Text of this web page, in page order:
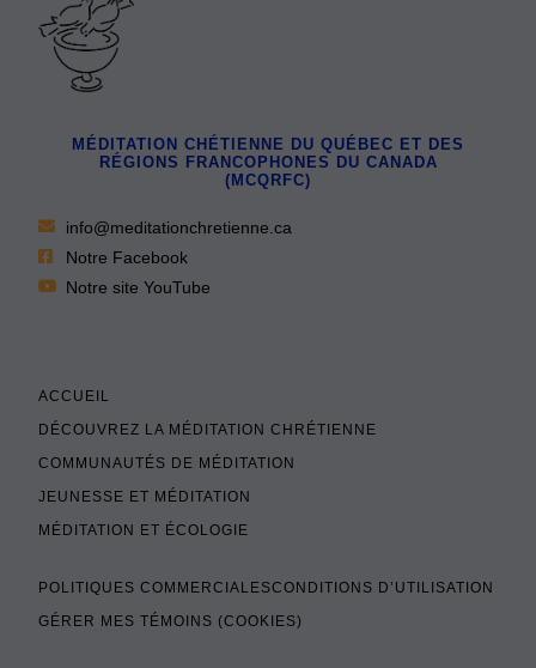
MÉDITATION CHÉTIENNE DU QUÉBEC ET DES
RÉGIONS FRANCOPHONES DU CANADA
(MCQRFC)
info@meditationchretienne.ca
Notre Facebook
Notre site YouTube
ACCUEIL
DÉCOUVREZ LA MÉDITATION CHRÉTIENNE
COMMUNAUTÉS DE MÉDITATION
JEUNESSE ET MÉDITATION
MÉDITATION ET ÉCOLOGIE
POLITIQUES COMMERCIALESCONDITIONS D’UTILISATION
GÉRER MES TÉMOINS (COOKIES)